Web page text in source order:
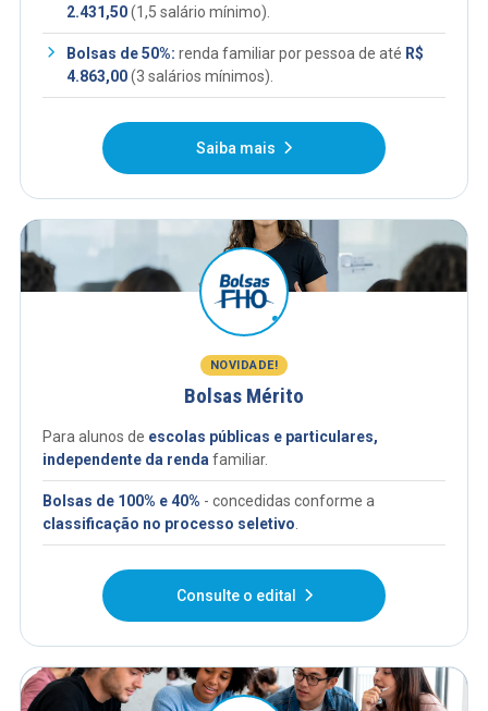
2.431,50(1,5 salário mínimo).
Bolsas de 50%: renda familiar por pessoa de até R$
4.863,00(3 salários mínimos).
Saiba mais
NOVIDADE!
Bolsas Mérito
Para alunos de escolas públicas e particulares,
independente da renda familiar.
Bolsas de 100% e 40% - concedidas conforme a
classificação no processo seletivo
Consulte o edital